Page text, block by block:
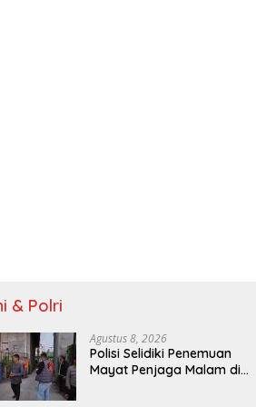
& Polri
Agustus 8, 2026
Polisi Selidiki Penemuan
Mayat Penjaga Malam di